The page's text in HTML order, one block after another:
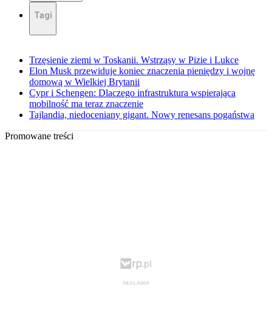
Tagi
Trzęsienie ziemi w Toskanii. Wstrząsy w Pizie i Lukce
Elon Musk przewiduje koniec znaczenia pieniędzy i wojnę
domową w Wielkiej Brytanii
Cypr i Schengen: Dlaczego infrastruktura wspierająca
mobilność ma teraz znaczenie
Tajlandia, niedoceniany gigant. Nowy renesans pogaństwa
Promowane treści